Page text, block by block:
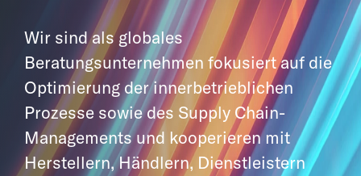
Wir sind als globales
Beratungsunternehmen fokusiert auf die
Optimierung derinnerbetrieblichen
Prozesse sowie des Supply Chain-
Managements und kooperierenmit
Herstellern, Händlern, Dienstleistern